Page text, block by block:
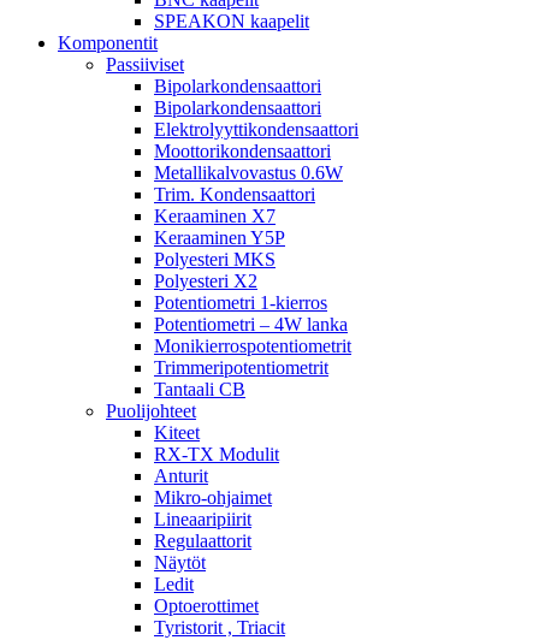
SPEAKON kaapelit
Komponentit
Passiiviset
Bipolarkondensaattori
Bipolarkondensaattori
Elektrolyyttikondensaattori
Moottorikondensaattori
Metallikalvovastus 0.6W
Trim. Kondensaattori
Keraaminen X7
Keraaminen Y5P
Polyesteri MKS
Polyesteri X2
Potentiometri 1-kierros
Potentiometri – 4W lanka
Monikierrospotentiometrit
Trimmeripotentiometrit
Tantaali CB
Puolijohteet
Kiteet
RX-TX Modulit
Anturit
Mikro-ohjaimet
Lineaaripiirit
Regulaattorit
Näytöt
Ledit
Optoerottimet
Tyristorit , Triacit